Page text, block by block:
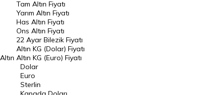
DÖVİZ
Döviz Kuru
Dolar Kuru
Euro Kuru
Pound Kuru
Altın
Tam Altın Fiyatı
Yarım Altın Fiyatı
Has Altın Fiyatı
Ons Altın Fiyatı
22 Ayar Bilezik Fiyatı
Altın KG (Dolar) Fiyatı
Altın KG (Euro) Fiyatı
Dolar
Euro
Sterlin